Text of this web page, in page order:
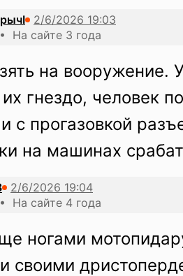
На сайте 3 года
на вооружение.
гнездо, человек
с прогазовкой
на машинах
На сайте 4 года
ногами
своими